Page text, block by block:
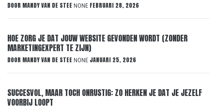
DOOR MANDY VAN DE STEE NONE FEBRUARI 28, 2026
HOE ZORG JE DAT JOUW WEBSITE GEVONDEN WORDT (ZONDER
MARKETINGEXPERT TE ZIJN)
DOOR MANDY VAN DE STEE NONE JANUARI 25, 2026
SUCCESVOL, MAAR TOCH ONRUSTIG: ZO HERKEN JE DAT JE JEZELF
VOORBIJ LOOPT